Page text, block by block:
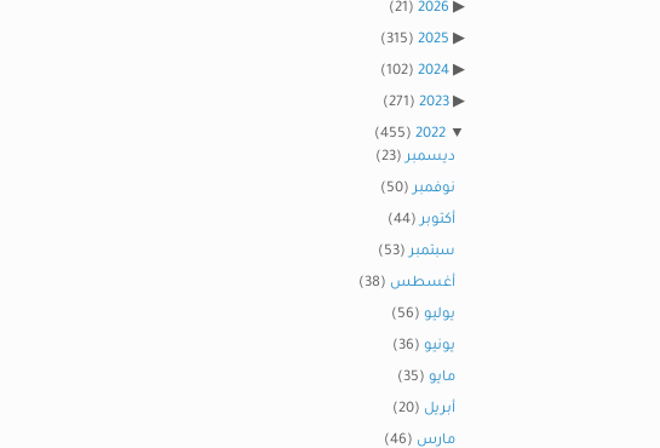
2026
(21)
2025
(315)
2024
(102)
2023
(271)
2022
(455)
ديسمبر(23)
نوفمبر(50)
أكتوبر(44)
سبتمبر(53)
أغسطس (38)
يوليو (56)
يونيو (36)
مايو (35)
أبريل (20)
مارس (46)